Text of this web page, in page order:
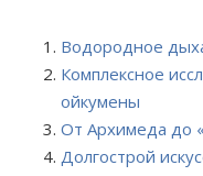
Водородное
Комплексное
ойкумены
От Архимеда до
Долгострой